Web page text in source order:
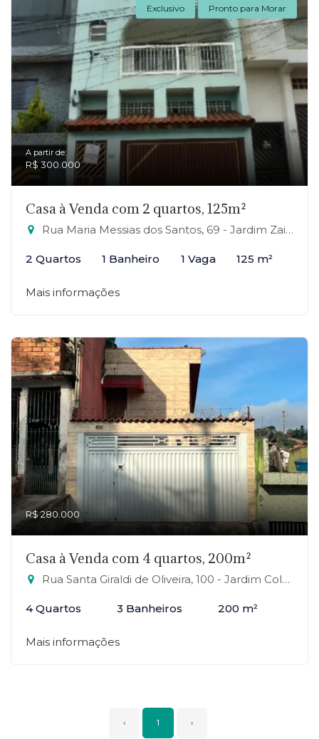
Exclusivo Pronto para Morar
A partir de:
R$ 300.000
Casa à Venda com 2 quartos, 125m²
Rua Maria Messias dos Santos, 69 - Jardim Zaira, Mauá-SP
2 Quartos 1 Banheiro 1 Vaga 125 m²
Mais informações
R$ 280.000
Casa à Venda com 4 quartos, 200m²
Rua Santa Giraldi de Oliveira, 100 - Jardim Columbia, Mauá-SP
4 Quartos 3 Banheiros 200 m²
Mais informações
‹ 1 ›